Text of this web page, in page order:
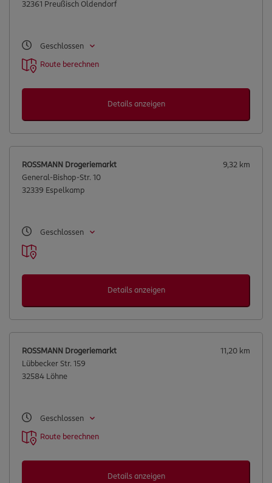
32361 Preußisch Oldendorf
Geschlossen
Route berechnen
Details anzeigen
9,32 km
ROSSMANN Drogeriemarkt
General-Bishop-Str. 10
32339 Espelkamp
Geschlossen
Details anzeigen
11,20 km
ROSSMANN Drogeriemarkt
Lübbecker Str. 159
32584 Löhne
Geschlossen
Route berechnen
Details anzeigen